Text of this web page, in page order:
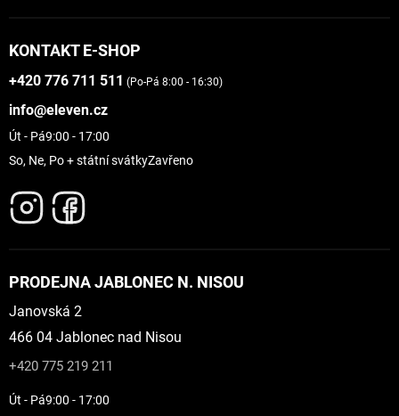
KONTAKT E-SHOP
+420 776 711 511 (Po-Pá 8:00 - 16:30)
info@eleven.cz
Út - Pá9:00 - 17:00
So, Ne, Po + státní svátkyZavřeno
PRODEJNA JABLONEC N. NISOU
Janovská 2
466 04 Jablonec nad Nisou
+420 775 219 211
Út - Pá9:00 - 17:00